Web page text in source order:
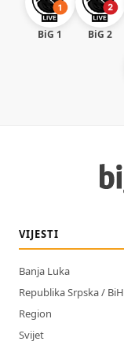
BiG 1 BiG 2
VIJESTI
Banja Luka
Republika Srpska / BiH
Region
Svijet